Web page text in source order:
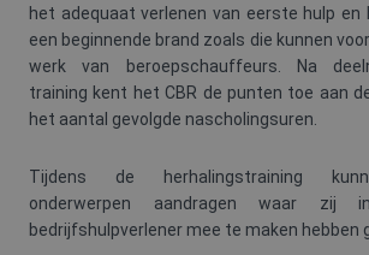
het adequaat verlenen van eerste hulp en
een beginnende brand zoals die kunnen
werk van beroepschauffeurs. Na
training kent het CBR de punten toe aan
het aantal gevolgde nascholingsuren.
Tijdens de herhalingstraining
onderwerpen aandragen waar
bedrijfshulpverlener mee te maken hebben